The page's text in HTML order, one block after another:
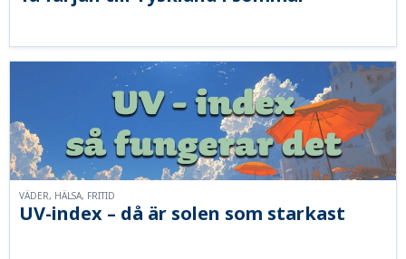
UV-index – då är solen som starkast
VÄDER, HÄLSA, FRITID